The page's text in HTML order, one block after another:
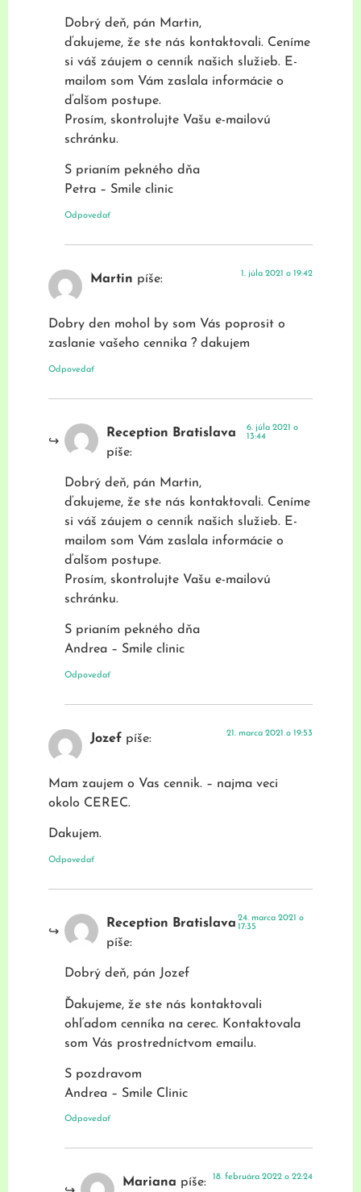
Dobrý deň, pán Martin,
ďakujeme, že ste nás kontaktovali. Ceníme
si váš záujem o cenník našich služieb. E-
mailom som Vám zaslala informácie o
ďalšom postupe.
Prosím, skontrolujte Vašu e-mailovú
schránku.
S prianím pekného dňa
Petra – Smile clinic
Odpovedať
Martin píše: 1. júla 2021 o 19:42
Dobry den mohol by som Vás poprosit o
zaslanie vašeho cennika ? dakujem
Odpovedať
Reception Bratislava
píše:
6. júla 2021 o
13:44
Dobrý deň, pán Martin,
ďakujeme, že ste nás kontaktovali. Ceníme
si váš záujem o cenník našich služieb. E-
mailom som Vám zaslala informácie o
ďalšom postupe.
Prosím, skontrolujte Vašu e-mailovú
schránku.
S prianím pekného dňa
Andrea – Smile clinic
Odpovedať
Jozef píše: 21. marca 2021 o 19:53
Mam zaujem o Vas cennik. – najma veci
okolo CEREC.
Dakujem.
Odpovedať
Reception Bratislava
píše:
24. marca 2021 o
17:35
Dobrý deň, pán Jozef
Ďakujeme, že ste nás kontaktovali
ohľadom cenníka na cerec. Kontaktovala
som Vás prostredníctvom emailu.
S pozdravom
Andrea – Smile Clinic
Odpovedať
Mariana píše: 18. februára 2022 o 22:24